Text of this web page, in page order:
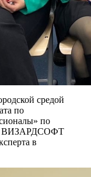
средой
по
по
ВИЗАРДСОФТ
в